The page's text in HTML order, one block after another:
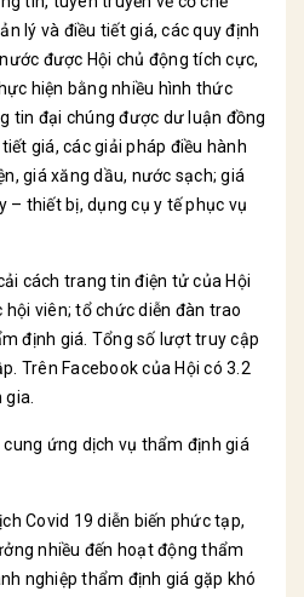
lý và điều tiết giá, các quy định
được Hội chủ động tích cực,
hiện bằng nhiều hình thức
tin đại chúng được dư luận đồng
giá, các giải pháp điều hành
giá xăng dầu, nước sạch; giá
thiết bị, dụng cụ y tế phục vụ
trang tin điện tử của Hội
viên; tổ chức diễn đàn trao
định giá. Tổng số lượt truy cập
Trên Facebook của Hội có 3.2
gia.
cung ứng dịch vụ thẩm định giá
Covid 19 diễn biến phức tạp,
nhiều đến hoạt động thẩm
nghiệp thẩm định giá gặp khó